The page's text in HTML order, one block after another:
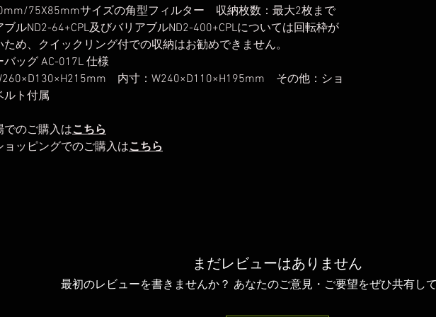
75X85mmサイズの角型フィルター 収納枚数：最大2枚まで
ルND2-64+CPL及びバリアブルND2-400+CPLについては回転枠が
ため、クイックリング付での収納はお勧めできません。
バッグ AC-017L 仕様
内寸：W240×D110×H195mm その他：ショ
ルト付属
でのご購入はこちら
ョッピングでのご購入はこちら
まだレビューはありません
最初のレビューを書きませんか？ あなたのご意見・ご要望をぜひ共有して